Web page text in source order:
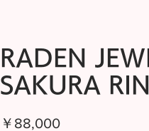
RADEN
SAKURA
￥88,000価